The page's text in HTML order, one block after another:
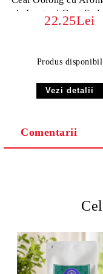
de Lapte și Gust
22.25Lei
Produs disponibil
Vezi detalii
Comentarii